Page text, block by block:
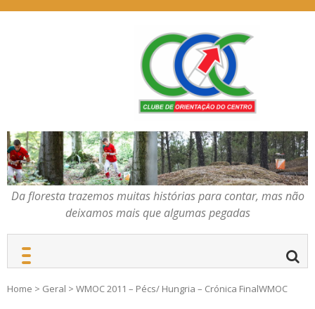
COC – CLUBE DE
ORIENTAÇÃO DO
CENTRO
Da floresta trazemos
muitas histórias para
contar, mas não deixamos
mais que algumas
pegadas
Da floresta trazemos muitas histórias para contar, mas não
deixamos mais que algumas pegadas
Home > Geral > WMOC 2011 – Pécs/ Hungria – Crónica FinalWMOC